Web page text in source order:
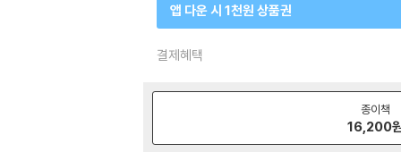
앱 다운 시 1천원 상품권
결제혜택
종이책
16,200